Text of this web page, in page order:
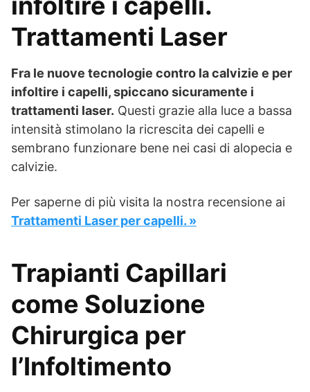
Trattamenti Laser
Fra le nuove tecnologie contro la calvizie e per
infoltire i capelli, spiccano sicuramente i
trattamenti laser. Questi grazie alla luce a bassa
intensità stimolano la ricrescita dei capelli e
sembrano funzionare bene nei casi di alopecia e
calvizie.
Per saperne di più visita la nostra recensione ai
Trattamenti Laser per capelli. »
Trapianti Capillari
come Soluzione
Chirurgica per
l’Infoltimento